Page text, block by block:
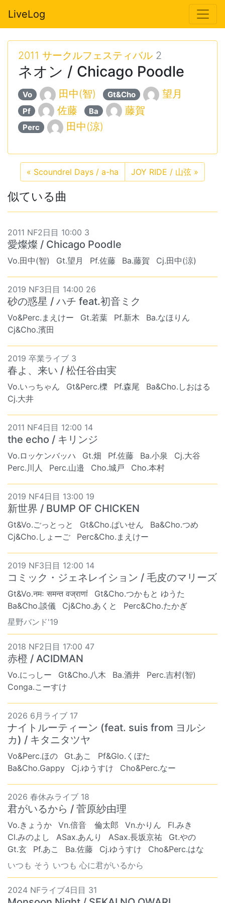
LiveLog
2011 サークルフェスティバル 2
ネオン / Chicago Poodle
Vo 田中(智) Gt&Cho 望月
Pf 佐藤 Ba 藤賀
Perc 田中(涼)
« Scoundrel Days / a-ha JOY RIDE / 山弦 »
似ている曲
2011 NF2日目 10:00 3
愛燦燦 / Chicago Poodle
Vo.田中(智) Gt.望月 Pf.佐藤 Ba.藤賀 Cj.田中(涼)
2019 NF3日目 14:00 26
砂の惑星 / ハチ feat.初音ミク
Vo&Perc.まえけー Gt.若葉 Pf.新木
Ba.なほりん
Cj&Cho.濱田
2019 卒業ライブ 3
春よ、来い / 松任谷由実
Vo.いっちゃん Gt&Perc.櫟 Pf.森尾
Ba&Cho.しおはる
Cj.大井
2011 NF4日目 12:00 14
the echo / キリンジ
Vo.ロッケンバッハ Gt.畑 Pf.佐藤 Ba.小泉
Cj.大谷
Perc.川人
Perc.山邉 Cho.城戸 Cho.本村
2019 NF4日目 13:00 19
新世界 / BUMP OF CHICKEN
Gt&Vo.ごっとっと Gt&Cho.ぱいせん
Ba&Cho.つめ
Cj&Cho.しょーご
Perc&Cho.まえけー
2019 NF3日目 12:00 14
コミック・ジェネレイション / 毛皮のマリーズ
Gt&Vo.नमः समन्त वज्राणां
Gt&Cho.つかもと ゆうた
Ba&Cho.談儀
Cj&Cho.あくと
Perc&Cho.たかぎ
星野バンド'19
2018 NF2日目 17:00 47
赤橙 / ACIDMAN
Vo.にっしー Gt&Cho.八木 Ba.酒井
Perc.吉村(智)
Conga.こーすけ
2026 6月ライブ 17
ナイトルーティーン (feat. suis from ヨルシ
カ) / キタニタツヤ
Vo&Perc.ほの Gt.あこ
Pf&Glo.くぼた
Ba&Cho.Gappy
Cj.ゆうすけ Cho&Perc.なー
2026 春休みライブ 18
君がいるから / 菅原紗由理
Vo.きょうか Vn.倍音 倫太郎 Vn.かりん
Fl.みき
Cl.みのよし
ASax.あんり ASax.長坂京祐
Gt.やの
Gt.玄
Pf.あこ Ba.佐藤 Cj.ゆうすけ
Cho&Perc.はな
いつも そう いつも 心に君がいるから
2024 NFライブ4日目 31